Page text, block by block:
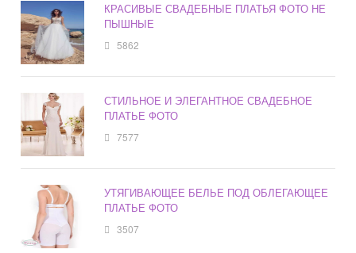
КРАСИВЫЕ СВАДЕБНЫЕ ПЛАТЬЯ ФОТО НЕ
ПЫШНЫЕ
5862
СТИЛЬНОЕ И ЭЛЕГАНТНОЕ СВАДЕБНОЕ
ПЛАТЬЕ ФОТО
7577
УТЯГИВАЮЩЕЕ БЕЛЬЕ ПОД ОБЛЕГАЮЩЕЕ
ПЛАТЬЕ ФОТО
3507